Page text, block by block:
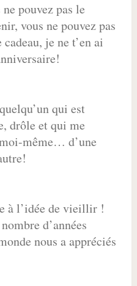
pouvez pas le
vous ne pouvez pas
je ne t’en ai
qui est
drôle et qui me
même… d’une
à l’idée de vieillir !
d’années
nous a appréciés